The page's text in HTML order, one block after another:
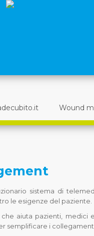
Wound
sistema di
le esigenze del paziente.
che aiuta pazienti,
semplificare i collegamenti